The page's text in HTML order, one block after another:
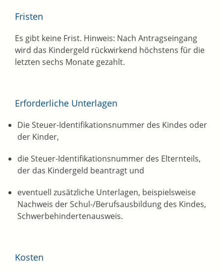
Fristen
Es gibt keine Frist. Hinweis: Nach Antragseingang
wird das Kindergeld rückwirkend höchstens für die
letzten sechs Monate gezahlt.
Erforderliche Unterlagen
Die Steuer-Identifikationsnummer des Kindes oder
der Kinder,
die Steuer-Identifikationsnummer des Elternteils,
der das Kindergeld beantragt und
eventuell zusätzliche Unterlagen, beispielsweise
Nachweis der Schul-/Berufsausbildung des Kindes,
Schwerbehindertenausweis.
Kosten